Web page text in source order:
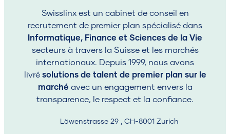
Swisslinx est un cabinet de conseil en
recrutement de premier plan spécialisé dans
Informatique, Finance et Sciences de la Vie
secteurs à travers la Suisse et les marchés
internationaux. Depuis 1999, nous avons
livré solutions de talent de premier plan sur le
marché avec un engagement envers la
transparence, le respect et la confiance.
Löwenstrasse 29 , CH-8001 Zurich